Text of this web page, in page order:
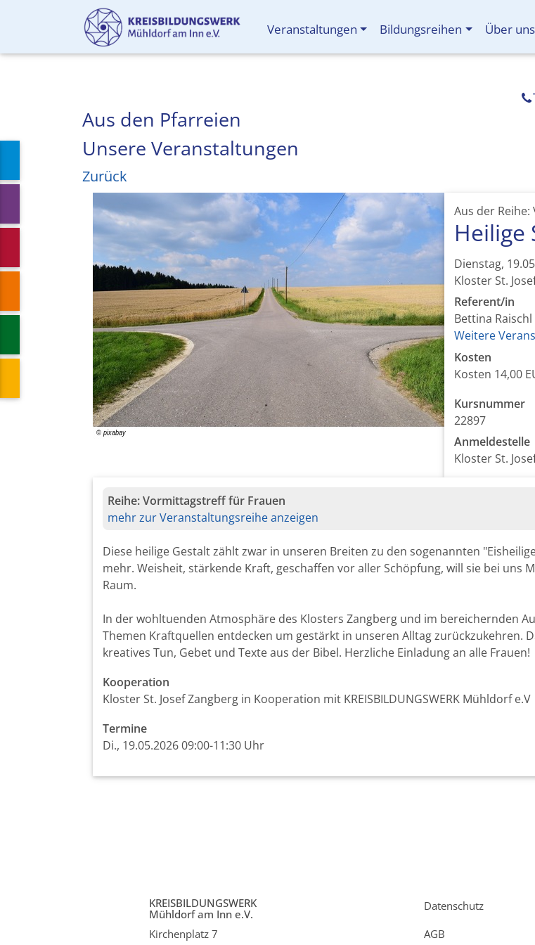
Veranstaltungen Bildungsreihen Über uns
Aus den Pfarreien
Unsere Veranstaltungen
Zurück
Aus der
Heilige
Dienstag,
Kloster St.
Referent/in
Bettina Raischl
Weitere
Kosten
Kosten 14,00
Kursnummer
22897
Anmeldestelle
Kloster St.
Reihe:Vormittagstreff für Frauen
mehr zur Veranstaltungsreihe anzeigen
Diese heilige Gestalt zählt zwar in unseren Breiten zu den sogenannten
mehr. Weisheit, stärkende Kraft, geschaffen vor aller Schöpfung, will sie bei uns
Raum.
In der wohltuenden Atmosphäre des Klosters Zangberg und im bereichernden
Themen Kraftquellen entdecken um gestärkt in unseren Alltag zurückzukehren.
kreatives Tun, Gebet und Texte aus der Bibel. Herzliche Einladung an alle Frauen!
Kooperation
Kloster St. Josef Zangberg in Kooperation mit KREISBILDUNGSWERK Mühldorf e.V
Termine
Di., 19.05.2026 09:00-11:30 Uhr
KREISBILDUNGSWERK
Mühldorf am Inn e.V.
Kirchenplatz 7
Datenschutz
AGB